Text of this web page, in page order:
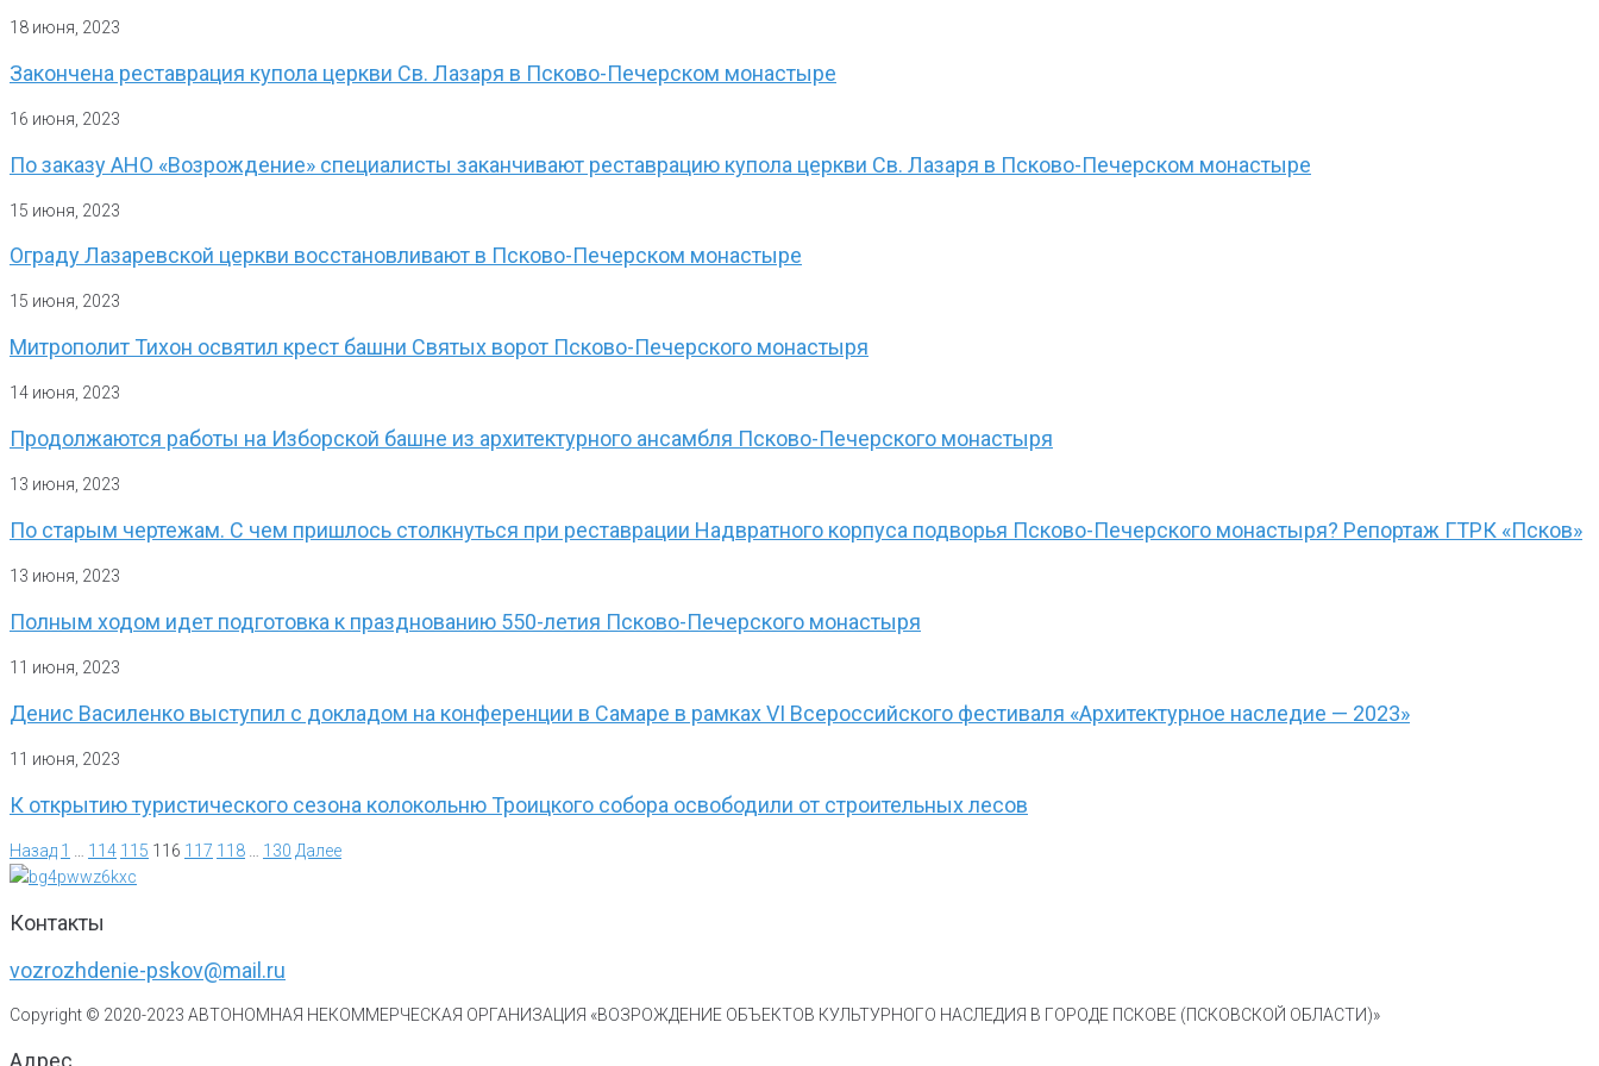
18 июня, 2023
Закончена реставрация купола церкви Св. Лазаря в Псково-Печерском монастыре
16 июня, 2023
По заказу АНО «Возрождение» специалисты заканчивают реставрацию купола церкви Св. Лазаря в Псково-Печерском монастыре
15 июня, 2023
Ограду Лазаревской церкви восстановливают в Псково-Печерском монастыре
15 июня, 2023
Митрополит Тихон освятил крест башни Святых ворот Псково-Печерского монастыря
14 июня, 2023
Продолжаются работы на Изборской башне из архитектурного ансамбля Псково-Печерского монастыря
13 июня, 2023
По старым чертежам. С чем пришлось столкнуться при реставрации Надвратного корпуса подворья Псково-Печерского монастыря? Репортаж ГТРК «Псков»
13 июня, 2023
Полным ходом идет подготовка к празднованию 550-летия Псково-Печерского монастыря
11 июня, 2023
Денис Василенко выступил с докладом на конференции в Самаре в рамках VI Всероссийского фестиваля «Архитектурное наследие — 2023»
11 июня, 2023
К открытию туристического сезона колокольню Троицкого собора освободили от строительных лесов
Назад 1 114 115 116 117 118 130 Далее
Контакты
vozrozhdenie-pskov@mail.ru
Copyright © 2020-2023 АВТОНОМНАЯ НЕКОММЕРЧЕСКАЯ ОРГАНИЗАЦИЯ «ВОЗРОЖДЕНИЕ ОБЪЕКТОВ КУЛЬТУРНОГО НАСЛЕДИЯ В ГОРОДЕ ПСКОВЕ (ПСКОВСКОЙ ОБЛАСТИ)»